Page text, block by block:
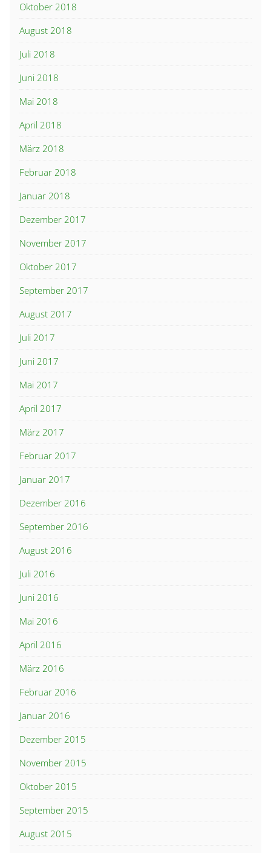
Oktober 2018
August 2018
Juli 2018
Juni 2018
Mai 2018
April 2018
März 2018
Februar 2018
Januar 2018
Dezember 2017
November 2017
Oktober 2017
September 2017
August 2017
Juli 2017
Juni 2017
Mai 2017
April 2017
März 2017
Februar 2017
Januar 2017
Dezember 2016
September 2016
August 2016
Juli 2016
Juni 2016
Mai 2016
April 2016
März 2016
Februar 2016
Januar 2016
Dezember 2015
November 2015
Oktober 2015
September 2015
August 2015